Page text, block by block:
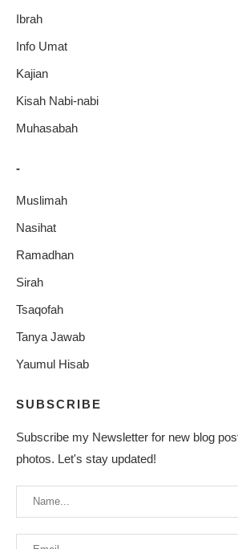
Ibrah
Info Umat
Kajian
Kisah Nabi-nabi
Muhasabah
-
Muslimah
Nasihat
Ramadhan
Sirah
Tsaqofah
Tanya Jawab
Yaumul Hisab
SUBSCRIBE
Subscribe my Newsletter for new blog
photos. Let's stay updated!